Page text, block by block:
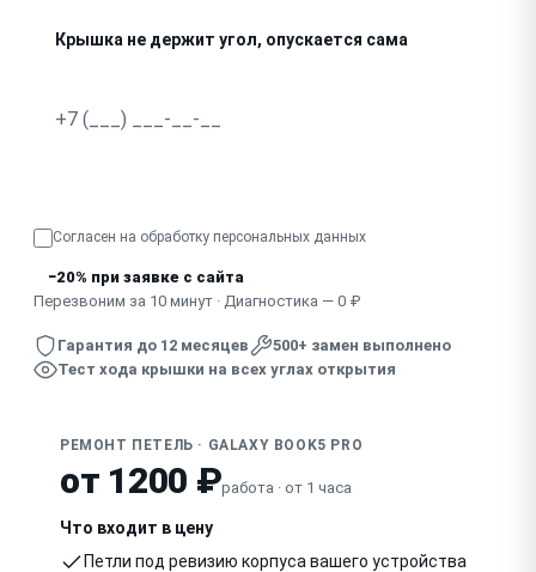
Крышка не держит угол, опускается сама
Согласен на обработку персональных данных
−20% при заявке с сайта
Перезвоним за 10 минут · Диагностика — 0 ₽
Гарантия до 12 месяцев
500+ замен выполнено
Тест хода крышки на всех углах открытия
РЕМОНТ ПЕТЕЛЬ · GALAXY BOOK5 PRO
от 1200 ₽работа · от 1 часа
Что входит в цену
Петли под ревизию корпуса вашего устройства